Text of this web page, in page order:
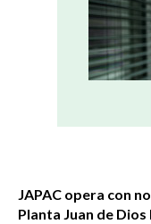
JAPAC opera con
Planta Juan de